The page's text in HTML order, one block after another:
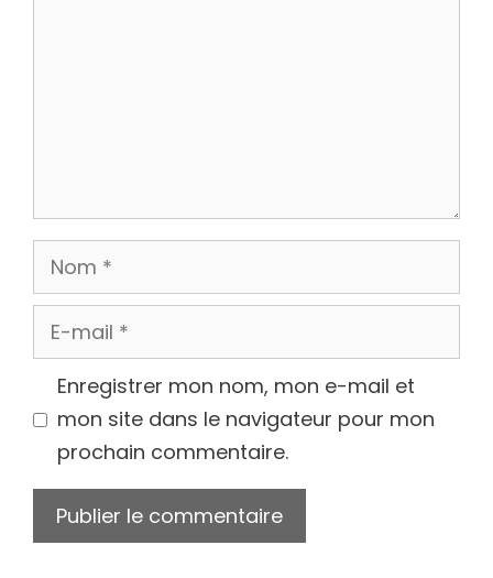
Nom
E-
mail
Enregistrer mon nom, mon e-mail et
mon site dans le navigateur pour mon
prochain commentaire.